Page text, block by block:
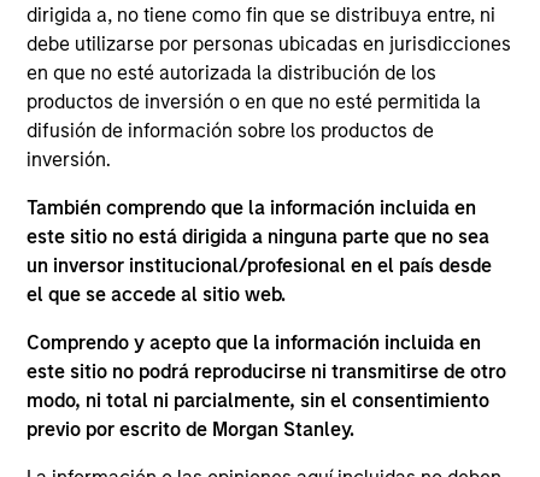
dirigida a, no tiene como fin que se distribuya entre, ni
debe utilizarse por personas ubicadas en jurisdicciones
en que no esté autorizada la distribución de los
productos de inversión o en que no esté permitida la
difusión de información sobre los productos de
inversión.
También comprendo que la información incluida en
este sitio no está dirigida a ninguna parte que no sea
un inversor institucional/profesional en el país desde
el que se accede al sitio web.
Comprendo y acepto que la información incluida en
este sitio no podrá reproducirse ni transmitirse de otro
modo, ni total ni parcialmente, sin el consentimiento
previo por escrito de Morgan Stanley.
Defensores de la diversidad
en la Global Diversity Champions
Initiative, que respalda el Diversity
su ejecución
"Es responsabilidad de los líderes de la compañía